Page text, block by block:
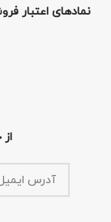
نمادهای اعتبار